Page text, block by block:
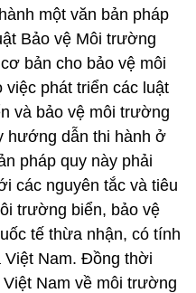
một văn bản pháp
Bảo vệ Môi trường
bản cho bảo vệ môi
phát triển các luật
và bảo vệ môi trường
hướng dẫn thi hành ở
pháp quy này phải
các nguyên tắc và tiêu
trường biển, bảo vệ
tế thừa nhận, có tính
Việt Nam. Đồng thời
Nam về môi trường